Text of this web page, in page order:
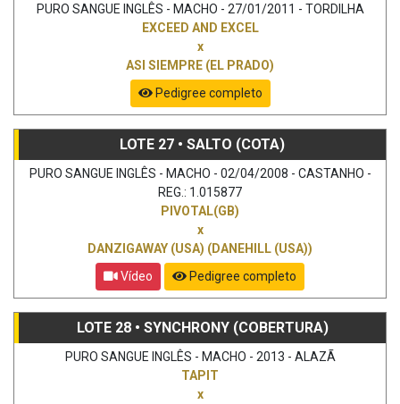
PURO SANGUE INGLÊS - MACHO - 27/01/2011 - TORDILHA
EXCEED AND EXCEL
x
ASI SIEMPRE (EL PRADO)
Pedigree completo
LOTE 27 • SALTO (COTA)
PURO SANGUE INGLÊS - MACHO - 02/04/2008 - CASTANHO -
REG.: 1.015877
PIVOTAL(GB)
x
DANZIGAWAY (USA) (DANEHILL (USA))
Vídeo
Pedigree completo
LOTE 28 • SYNCHRONY (COBERTURA)
PURO SANGUE INGLÊS - MACHO - 2013 - ALAZÃ
TAPIT
x